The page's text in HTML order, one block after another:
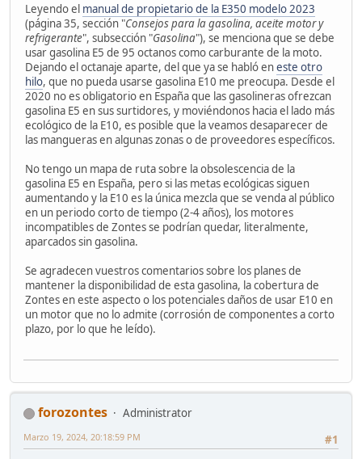
Leyendo el manual de propietario de la E350 modelo 2023
(página 35, sección "Consejos para la gasolina, aceite motor y
refrigerante", subsección "Gasolina"), se menciona que se debe
usar gasolina E5 de 95 octanos como carburante de la moto.
Dejando el octanaje aparte, del que ya se habló eneste otro
hilo, que no pueda usarse gasolina E10 me preocupa. Desde el
2020 no es obligatorio en España que las gasolineras ofrezcan
gasolina E5 en sus surtidores, y moviéndonos hacia el lado más
ecológico de la E10, es posible que la veamos desaparecer de
las mangueras en algunas zonas o de proveedores específicos.
No tengo un mapa de ruta sobre la obsolescencia de la
gasolina E5 en España, pero si las metas ecológicas siguen
aumentando y la E10 es la única mezcla que se venda al público
en un periodo corto de tiempo (2-4 años), los motores
incompatibles de Zontes se podrían quedar, literalmente,
aparcados sin gasolina.
Se agradecen vuestros comentarios sobre los planes de
mantener la disponibilidad de esta gasolina, la cobertura de
Zontes en este aspecto o los potenciales daños de usar E10 en
un motor que no lo admite (corrosión de componentes a corto
plazo, por lo que he leído).
forozontes
Administrator
#1
Marzo 19, 2024, 20:18:59 PM